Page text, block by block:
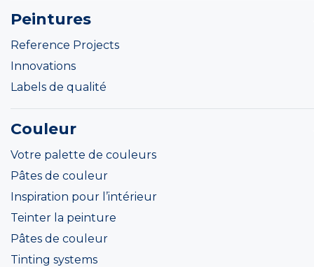
Peintures
Reference Projects
Innovations
Labels de qualité
Couleur
Votre palette de couleurs
Pâtes de couleur
Inspiration pour l’intérieur
Teinter la peinture
Pâtes de couleur
Tinting systems